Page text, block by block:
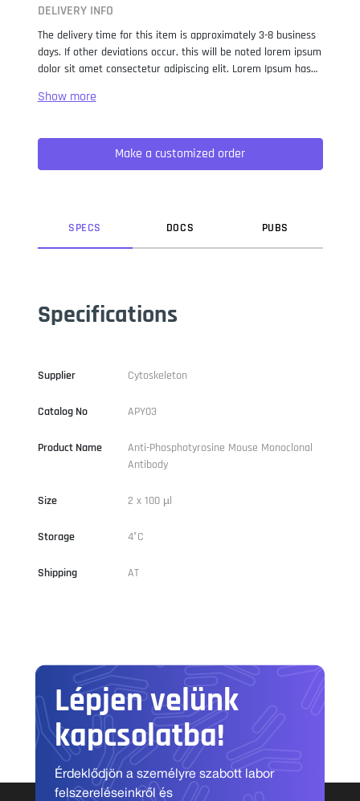
DELIVERY INFO
The delivery time for this item is approximately 3-8 business
days. If other deviations occur, this will be noted lorem ipsum
dolor sit amet consectetur adipiscing elit. Lorem Ipsum has
when an unknown printer took a galley of type and
not only five centuries, but also the leap into electronic
typesetting, remaining essentially unchanged. It was
popularised in the 1960s with the release of Letraset sheets
Make a customized order
SPECS DOCS PUBS
Specifications
Supplier Cytoskeleton
Catalog No APY03
Product Name
Anti-Phosphotyrosine Mouse Monoclonal
Antibody
Size 2 x 100 µl
Storage 4°C
Shipping AT
Lépjen velünk
kapcsolatba!
Érdeklődjön a személyre szabott labor
felszereléseinkről és